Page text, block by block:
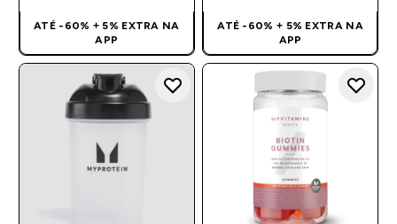
ATÉ -60% + 5% EXTRA NA
APP
ATÉ -60% + 5% EXTRA NA
APP